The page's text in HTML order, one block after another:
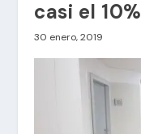
casi el 10%
30 enero, 2019